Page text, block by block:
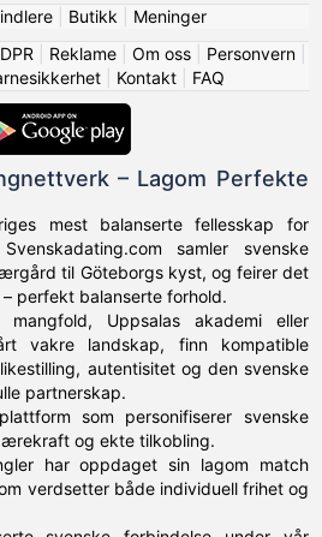
| Butikk
Meninger
Reklame| Om oss| Personvern|
Kontakt FAQ
– Lagom Perfekte
mest balanserte fellesskap for
samler svenske
til Göteborgs kyst, og feirer det
perfekt balanserte forhold.
Uppsalas akademi eller
vakre landskap, finn kompatible
autentisitet og den svenske
partnerskap.
som personifiserer svenske
og ekte tilkobling.
har oppdaget sin lagom match
verdsetter både individuell frihet og